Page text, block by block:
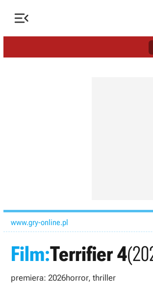

www.gry-online.pl
Film:Terrifier 4
premiera: 2026horror, thriller